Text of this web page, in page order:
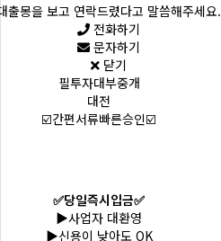
출몽을 보고 연락드렸다고 말씀해주세요.
전화하기
문자하기
닫기
필투자대부중개
대전
☑️간편서류빠른승인☑️
✅당일즉시입금✅
▶️사업자 대환영
▶️신용이 낮아도 OK